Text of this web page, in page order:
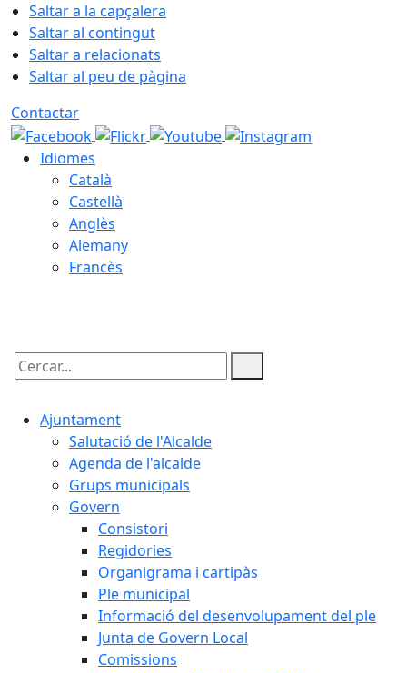
Saltar a la capçalera
Saltar al contingut
Saltar a relacionats
Saltar al peu de pàgina
Contactar
Idiomes
Català
Castellà
Anglès
Alemany
Francès
Cercar:
Ajuntament
Salutació de l'Alcalde
Agenda de l'alcalde
Grups municipals
Govern
Consistori
Regidories
Organigrama i cartipàs
Ple municipal
Informació del desenvolupament del ple
Junta de Govern Local
Comissions